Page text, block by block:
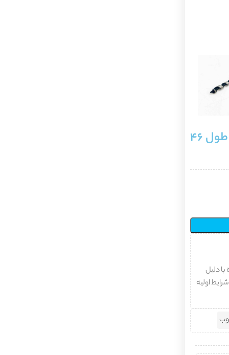
مته چوب گلو شتری سایز 12 میلی متر طول 46
دلیل
اولیه